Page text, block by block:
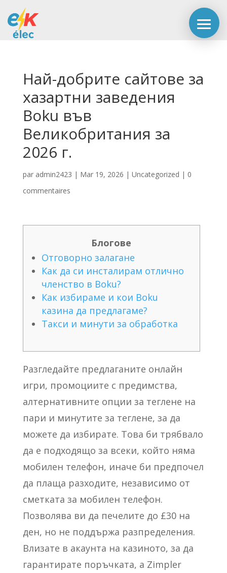
Най-добрите сайтове за
хазартни заведения
Boku във
Великобритания за
2026 г.
par admin2423 | Mar 19, 2026 | Uncategorized | 0
commentaires
Блогове
Отговорно залагане
Как да си инсталирам отлично
членство в Boku?
Как избираме и кои Boku
казина да предлагаме?
Такси и минути за обработка
Разгледайте предлаганите онлайн
игри, промоциите с предимства,
алтернативните опции за теглене на
пари и минутите за теглене, за да
можете да избирате. Това би трябвало
да е подходящо за всеки, който няма
мобилен телефон, иначе би предпочел
да плаща разходите, независимо от
сметката за мобилен телефон.
Позволява ви да печелите до £30 на
ден, но не поддържа разпределения.
Влизате в акаунта на казиното, за да
гарантирате поръчката, а Zimpler